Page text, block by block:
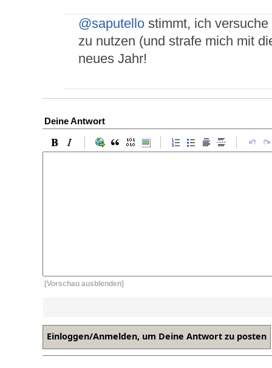
@saputello stimmt, ich
zu nutzen (und strafe mich mit
neues Jahr!
Deine Antwort
[Vorschau ausblenden]